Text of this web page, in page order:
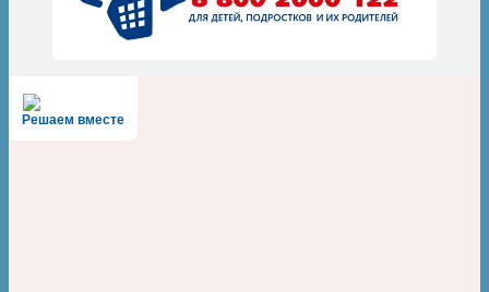
Решаем вместе